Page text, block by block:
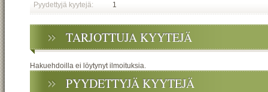
Pyydettyjä kyytejä: 1
TARJOTTUJA KYYTEJÄ
Hakuehdoilla ei löytynyt ilmoituksia.
PYYDETTYJÄ KYYTEJÄ